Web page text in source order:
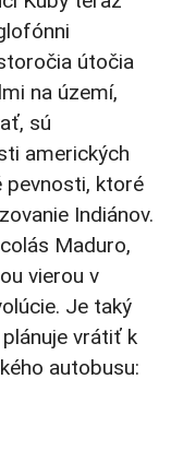
útočia
na území,
sú
amerických
pevnosti, ktoré
Indiánov.
Maduro,
vierou v
Je taký
vrátiť k
autobusu: